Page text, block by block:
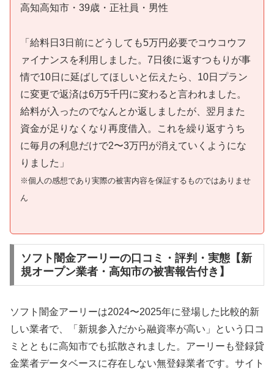
高知高知市・39歳・正社員・男性
「給料日3日前にどうしても5万円必要でコウコウフ
ァイナンスを利用しました。7日後に返すつもりが事
情で10日に延ばしてほしいと伝えたら、10日プラン
に変更で返済は6万5千円に変わると言われました。
給料が入ったのでなんとか返しましたが、翌月また
資金が足りなくなり再度借入。これを繰り返すうち
に毎月の利息だけで2〜3万円が消えていくようにな
りました」
※個人の感想であり実際の被害内容を保証するものではありませ
ん
ソフト闇金アーリーの口コミ・評判・実態【新
規オープン業者・高知市の被害報告付き】
ソフト闇金アーリーは2024〜2025年に登場した比較的新
しい業者で、「新規参入だから融資率が高い」という口コ
ミとともに高知市でも拡散されました。アーリーも登録貸
金業者データベースに存在しない無登録業者です。サイト